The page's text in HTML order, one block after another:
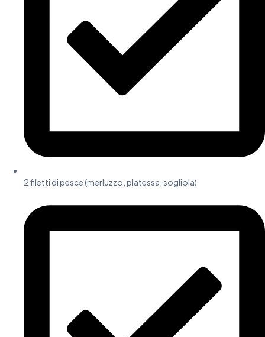
2 filetti di pesce (merluzzo, platessa, sogliola)